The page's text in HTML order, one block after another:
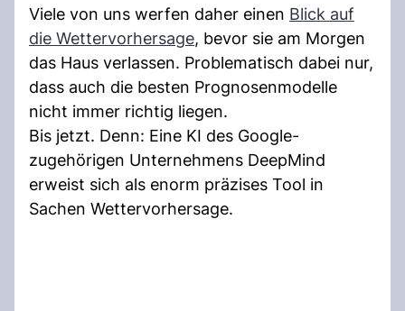
Viele von uns werfen daher einen Blick auf
die Wettervorhersage, bevor sie am Morgen
das Haus verlassen. Problematisch dabei nur,
dass auch die besten Prognosenmodelle
nicht immer richtig liegen.
Bis jetzt. Denn: Eine KI des Google-
zugehörigen Unternehmens DeepMind
erweist sich als enorm präzises Tool in
Sachen Wettervorhersage.